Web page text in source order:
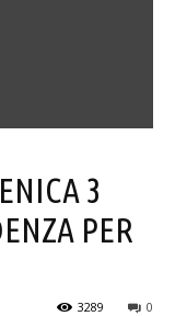
3
PER
0
3289